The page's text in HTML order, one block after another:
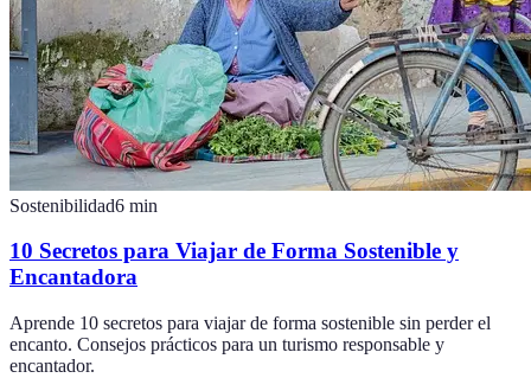
Sostenibilidad6 min
10 Secretos para Viajar de Forma Sostenible y
Encantadora
Aprende 10 secretos para viajar de forma sostenible sin perder el
encanto. Consejos prácticos para un turismo responsable y
encantador.